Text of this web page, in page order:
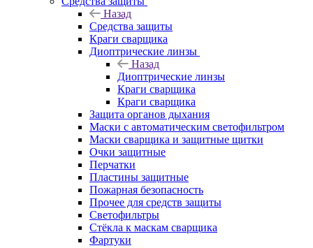
Назад
Средства защиты
Краги сварщика
Диоптрические линзы
Назад
Диоптрические линзы
Краги сварщика
Краги сварщика
Защита органов дыхания
Маски с автоматическим светофильтром
Маски сварщика и защитные щитки
Очки защитные
Перчатки
Пластины защитные
Пожарная безопасность
Прочее для средств защиты
Светофильтры
Стёкла к маскам сварщика
Фартуки